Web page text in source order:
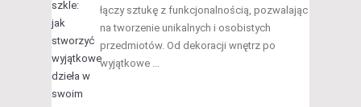
łączy sztukę z funkcjonalnością, pozwalając
na tworzenie unikalnych i osobistych
przedmiotów. Od dekoracji wnętrz po
wyjątkowe …